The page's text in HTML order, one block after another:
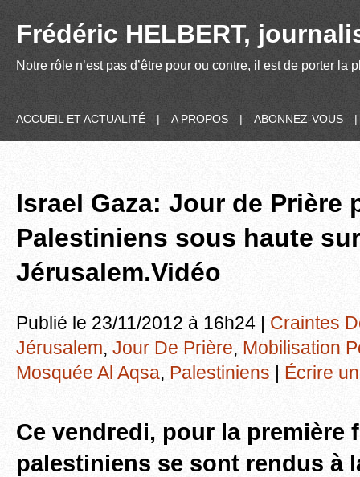
Frédéric HELBERT,
Notre rôle n’est pas d’être pour ou contre, il est de porter
ACCUEIL ET ACTUALITÉ | A PROPOS | ABONNEZ-VOUS |
Israel Gaza: Jour de Prière
Palestiniens sous haute
Jérusalem.Vidéo
Publié le 23/11/2012 à 16h24 | Craintes
Jérusalem, Jour De Prière, Mobilisation
Mosquée Al Aqsa, Palestiniens | Écrire
Ce vendredi, pour la première
palestiniens se sont rendus à